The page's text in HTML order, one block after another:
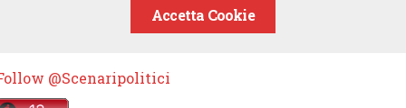
Accetta Cookie
@Scenaripolitici